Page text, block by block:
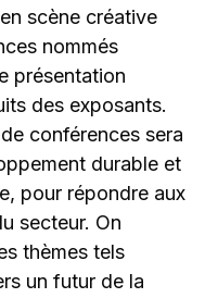
scène créative
nommés
présentation
des exposants.
conférences sera
durable et
pour répondre aux
secteur. On
thèmes tels
un futur de la